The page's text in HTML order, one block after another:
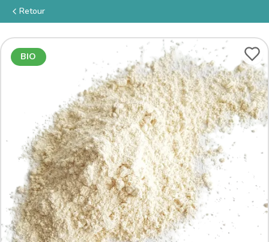
Retour
BIO